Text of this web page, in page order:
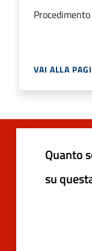
VAI ALLA
Quanto
su